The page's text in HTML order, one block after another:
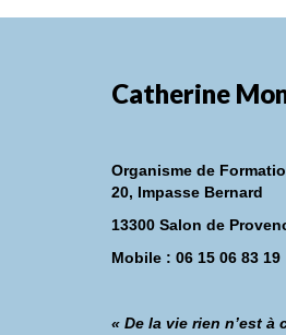
Catherine
Organisme de
20, Impasse Bernard
13300 Salon de
Mobile : 06 15 06 83 19
« De la vie rien n’est à